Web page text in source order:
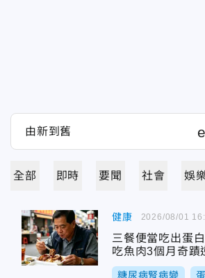
全部 即時 要聞 社會 娛
健康
三餐便當吃出蛋
吃魚肉3個月奇蹟
糖尿病腎病變
2026/08/01